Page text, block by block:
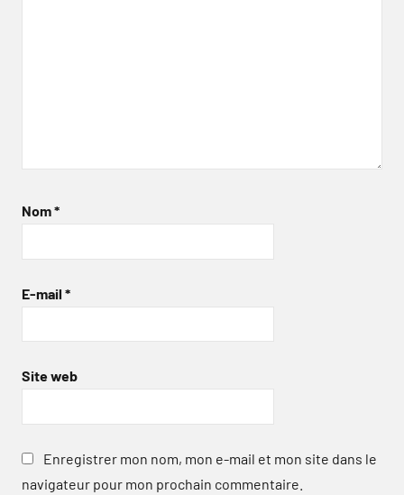
Nom*
E-mail *
Site web
Enregistrer mon nom, mon e-mail et mon site dans le
navigateur pour mon prochain commentaire.